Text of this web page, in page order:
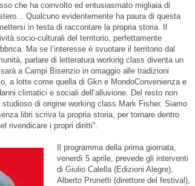
che ha coinvolto ed entusiasmato migliaia di
Qualcuno evidentemente ha paura di questa
in testa di raccontare la propria storia. Il
socio-culturali del territorio, perfettamente
Ma se l’interesse è svuotare il territorio dal
parlare di letteratura working class diventa un
a Campi Bisenzio in omaggio alle tradizioni
a lotte come quella di Gkn e MondoConvenienza e
climatici e sociali dell’alluvione. Del resto non
di origine working class Mark Fisher. Siamo
libri scriva la propria storia, per tornare dentro
rivendicare i propri diritti".
Il programma della prima giornata,
venerdì 5 aprile, prevede gli interventi
di Giulio Calella (Edizioni Alegre),
Alberto Prunetti (direttore del festival),